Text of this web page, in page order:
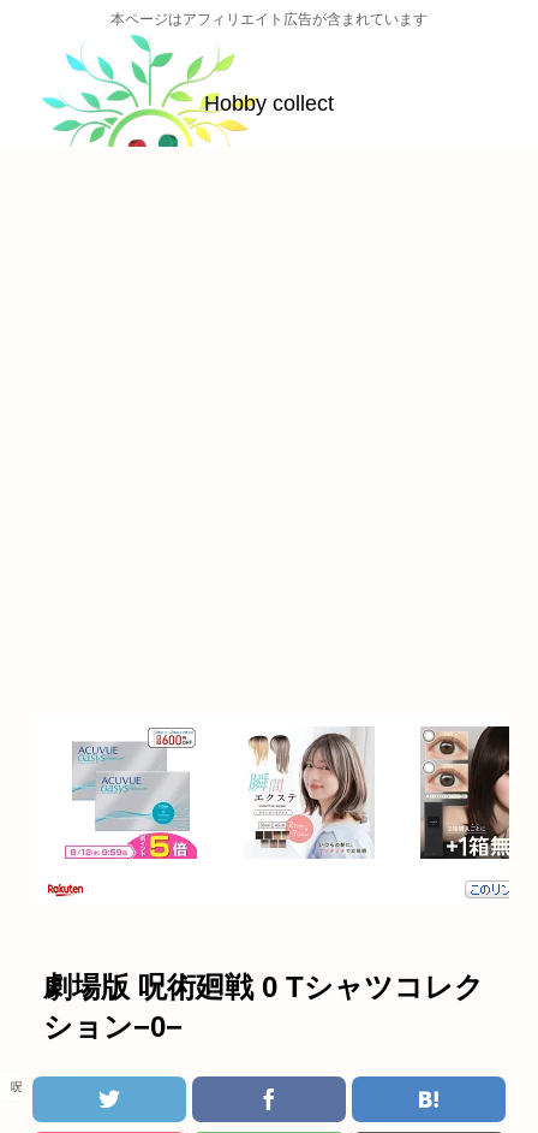
本ページはアフィリエイト広告が含まれています
Hobby collect
劇場版 呪術廻戦 0 Tシャツコレク
ション−0−
呪術廻戦